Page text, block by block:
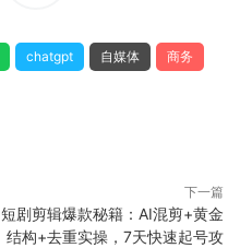
chatgpt 自媒体
商务
下一篇
短剧剪辑爆款秘籍：AI混剪+黄金
结构+去重实操，7天快速起号攻